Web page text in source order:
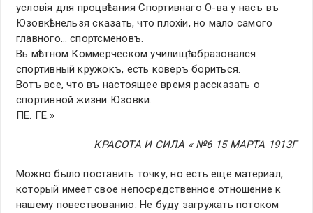
условiя для процвѣтания Спортивнаго О-ва у насъ въ
Юзовкѣ, нельзя сказать, что плохiи, но мало самого
главного… спортсменовъ.
Вь мѣстном Коммерческом училищѣ образовался
спортивный кружокъ, есть коверъ бориться.
Вотъ все, что въ настоящее время рассказать о
спортивной жизни Юзовки.
ПЕ. ГЕ.»
КРАСОТА И СИЛА « №6 15 МАРТА 1913Г
Можно было поставить точку, но есть еще материал,
который имеет свое непосредственное отношение к
нашему повествованию. Не буду загружать потоком